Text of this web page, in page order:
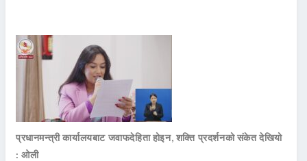
प्रधानमन्त्री कार्यालयबाट जवाफदेहिता होइन, शक्ति प्रदर्शनको संकेत देखियो
: ओली